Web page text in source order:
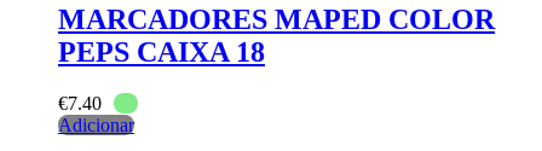
MARCADORES MAPED COLOR
PEPS CAIXA 18
€7.40
Adicionar